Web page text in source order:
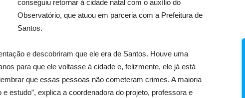
conseguiu retornar à cidade natal com o auxílio do
Observatório, que atuou em parceria com a Prefeitura de
Santos.
e descobriram que ele era de Santos. Houve uma
para que ele voltasse à cidade e, felizmente, ele já está
que essas pessoas não cometeram crimes. A maioria
estudo”, explica a coordenadora do projeto, professora e